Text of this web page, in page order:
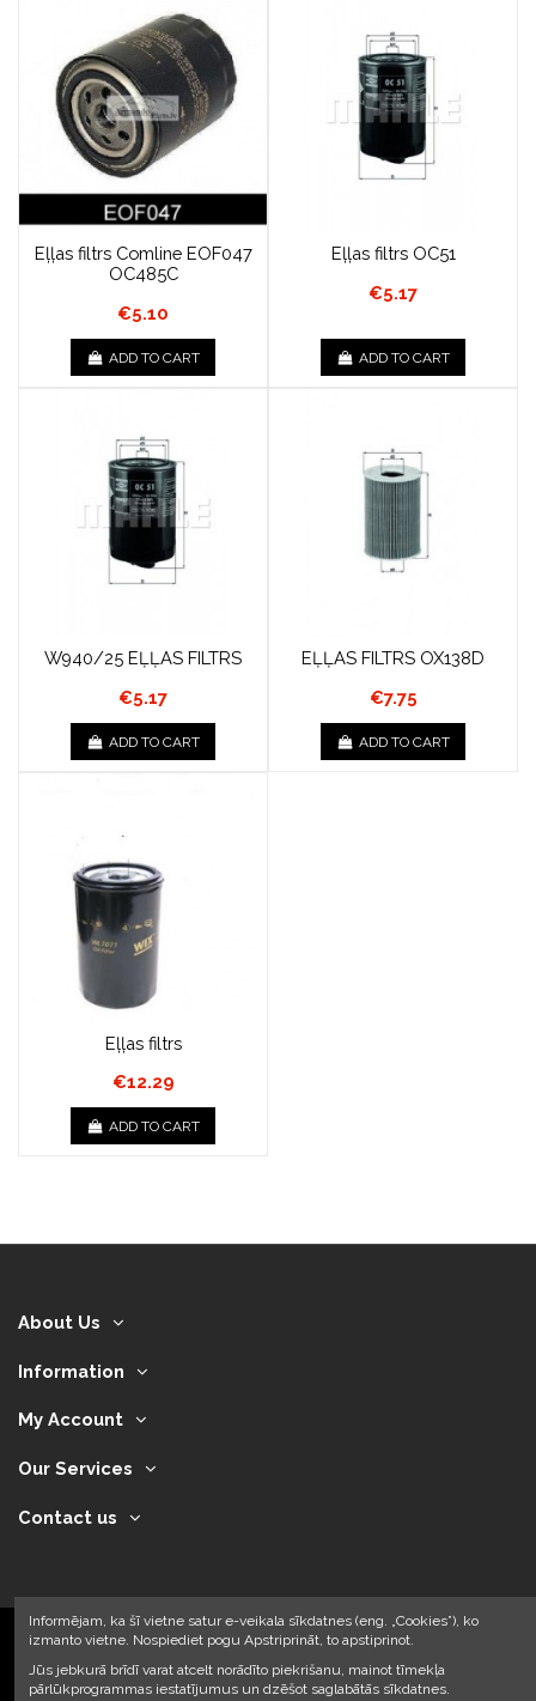
Eļļas filtrs Comline EOF047
OC485C
€5.10
ADD TO CART
Eļļas filtrs OC51
€5.17
ADD TO CART
W940/25 EĻĻAS FILTRS
€5.17
ADD TO CART
EĻĻAS FILTRS OX138D
€7.75
ADD TO CART
Eļļas filtrs
€12.29
ADD TO CART
About Us
Information
My Account
Our Services
Contact us
2024 © Armando Auto SIA
Informējam, ka šī vietne satur e-veikala sīkdatnes (eng. „Cookies”), ko
izmanto vietne. Nospiediet pogu Apstriprināt, to apstiprinot.
Jūs jebkurā brīdī varat atcelt norādīto piekrišanu, mainot tīmekļa
pārlūkprogrammas iestatījumus un dzēšot saglabātās sīkdatnes.